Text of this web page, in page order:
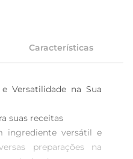
Características
Versatilidade na Sua
suas receitas
ingrediente versátil e
preparações na